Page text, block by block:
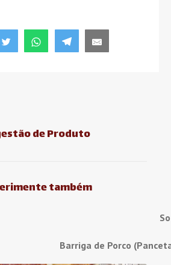
de Produto
também
Barriga de Porco